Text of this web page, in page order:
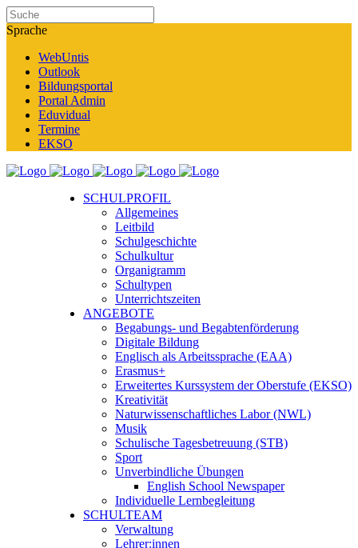
Sprache
WebUntis
Outlook
Bildungsportal
Portal Admin
Eduvidual
Termine
EKSO
SCHULPROFIL
Allgemeines
Leitbild
Schulgeschichte
Schulkultur
Organigramm
Schultypen
Unterrichtszeiten
ANGEBOTE
Begabungs- und Begabtenförderung
Digitale Bildung
Englisch als Arbeitssprache (EAA)
Erasmus+
Erweitertes Kurssystem der Oberstufe (EKSO)
Kreativität
Naturwissenschaftliches Labor (NWL)
Musik
Schulische Tagesbetreuung (STB)
Sport
Unverbindliche Übungen
English School Newspaper
Individuelle Lernbegleitung
SCHULTEAM
Verwaltung
Lehrer:innen